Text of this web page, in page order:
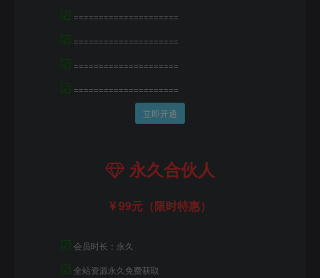
☑ =====================
☑ =====================
☑ =====================
☑ =====================
立即开通
永久合伙人
99元（限时特惠）
☑ 会员时长：永久
☑ 全站资源永久免费获取